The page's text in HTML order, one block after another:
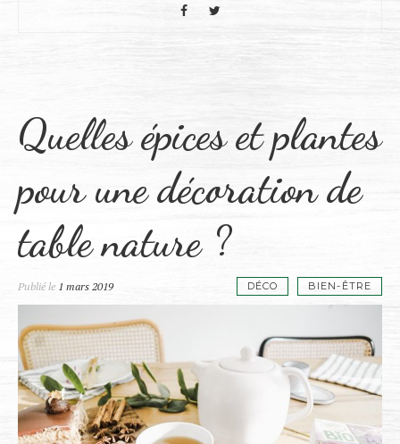
Quelles épices et plantes
pour une décoration de
table nature ?
Publié le 1 mars 2019 DÉCO BIEN-ÊTRE